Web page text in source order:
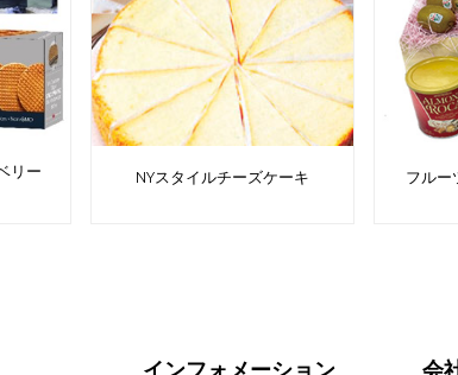
リー
NYスタイルチーズケーキ フルー
インフォメーション 会